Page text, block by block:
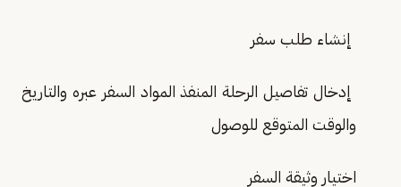
إنشاء طلب سفر
إدخال تفاصيل الرحلة المنفذ المواد السفر عبره والتاريخ
والوقت المتوقع للوصول
اختيار وثيقة السفر